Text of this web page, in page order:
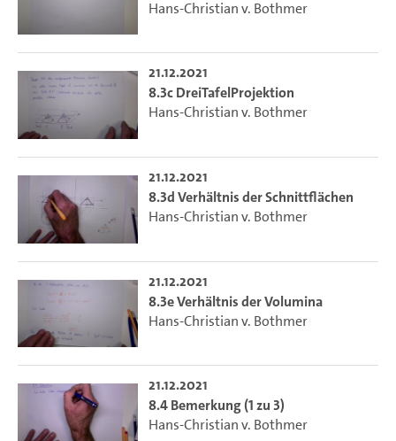
Hans-Christian v. Bothmer
21.12.2021
8.3c DreiTafelProjektion
Hans-Christian v. Bothmer
21.12.2021
8.3d Verhältnis der Schnittflächen
Hans-Christian v. Bothmer
21.12.2021
8.3e Verhältnis der Volumina
Hans-Christian v. Bothmer
21.12.2021
8.4 Bemerkung (1 zu 3)
Hans-Christian v. Bothmer